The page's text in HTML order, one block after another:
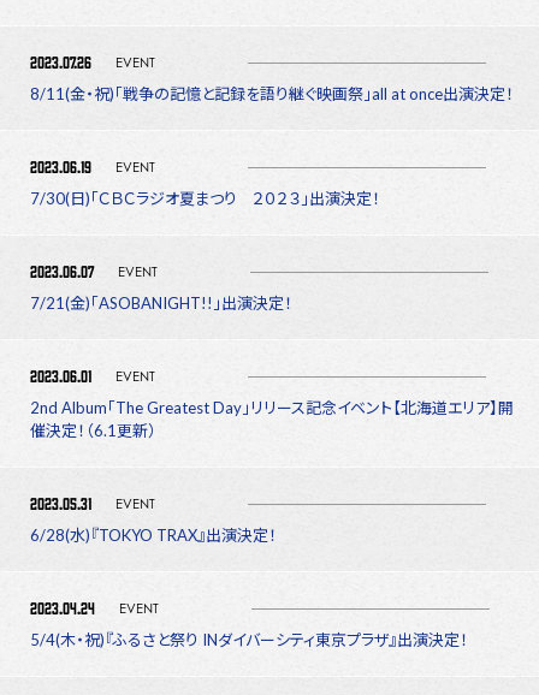
2023.07.26 EVENT
8/11(金・祝)「戦争の記憶と記録を語り継ぐ映画祭」all at once出演決定！
2023.06.19 EVENT
7/30(日)「ＣＢＣラジオ夏まつり ２０２３」出演決定！
2023.06.07 EVENT
7/21(金)「ASOBANIGHT!!」出演決定！
2023.06.01 EVENT
2nd Album「The Greatest Day」リリース記念イベント【北海道エリア】開
催決定！（6.1更新）
2023.05.31 EVENT
6/28(水)『TOKYO TRAX』出演決定！
2023.04.24 EVENT
5/4(木・祝)『ふるさと祭り INダイバーシティ東京プラザ』出演決定！